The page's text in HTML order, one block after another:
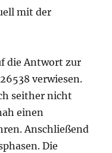
mit der
die Antwort zur
verwiesen.
seither nicht
einen
Anschließend
Die